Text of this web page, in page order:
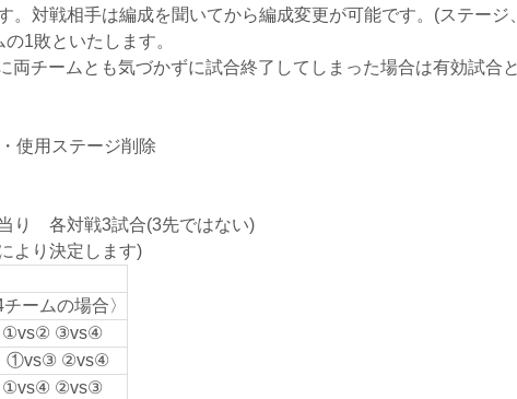
。対戦相手は編成を聞いてから編成変更が可能です。(ステージ
1敗といたします。
チームとも気づかずに試合終了してしまった場合は有効試合と
使用ステージ削除
り 各対戦3試合(3先ではない)
より決定します)
ームの場合〉
③vs④
②vs④
②vs③